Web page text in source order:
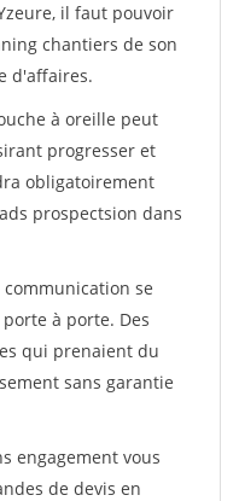
il faut pouvoir
chantiers de son
d'affaires.
à oreille peut
progresser et
obligatoirement
prospectsion dans
se
à porte. Des
qui prenaient du
sans garantie
engagement vous
de devis en